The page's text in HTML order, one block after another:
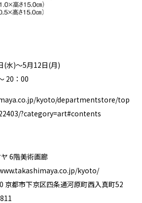
(水)～5月12日(月)
20：00
kyoto/departmentstore/top
?category=art#contents
6階美術画廊
kyoto/
京都市下京区四条通河原町西入真町52